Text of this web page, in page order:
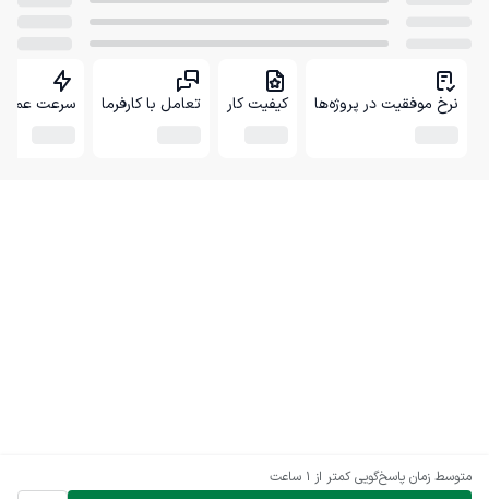
متوسط زمان پاسخ‌گویی کمتر از 1 ساعت
نرخ موفقیت در پروژه‌ها کیفیت کار تعامل با کارفرما سرعت عمل